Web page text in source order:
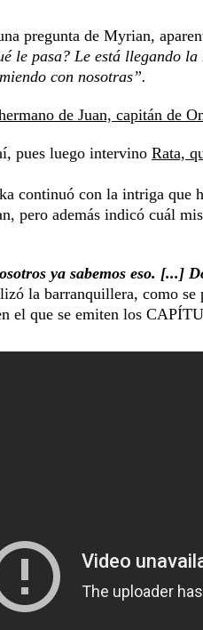
pregunta de Myrian,
le pasa? Le está llegando la
con nosotras”.
de Juan, capitán de
pues luego intervino Rata,
continuó con la intriga que
pero además indicó cuál
ya sabemos eso. [...]
la barranquillera, como
el que se emiten los